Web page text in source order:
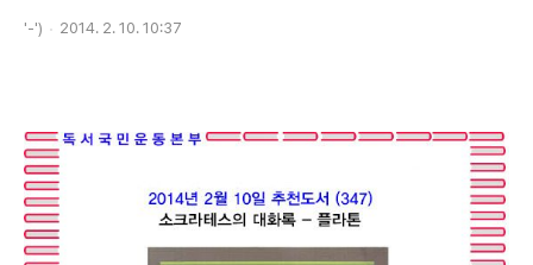
'-') 2014. 2. 10. 10:37